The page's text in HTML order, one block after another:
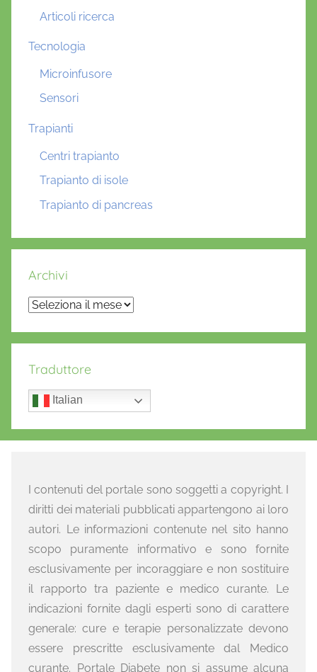
Articoli ricerca
Tecnologia
Microinfusore
Sensori
Trapianti
Centri trapianto
Trapianto di isole
Trapianto di pancreas
Archivi
Archivi
Traduttore
Italian
I contenuti del portale sono soggetti a copyright. I
diritti dei materiali pubblicati appartengono ai loro
autori. Le informazioni contenute nel sito hanno
scopo puramente informativo e sono fornite
esclusivamente per incoraggiare e non sostituire
il rapporto tra paziente e medico curante. Le
indicazioni fornite dagli esperti sono di carattere
generale: cure e terapie personalizzate devono
essere prescritte esclusivamente dal Medico
curante. Portale Diabete non si assume alcuna